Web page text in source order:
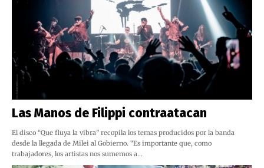
Las Manos de Filippi contraatacan
El disco “Que fluya la vibra” recopila los temas producidos por la banda
desde la llegada de Milei al Gobierno. “Es importante que, como
trabajadores, los artistas nos sumemos a…